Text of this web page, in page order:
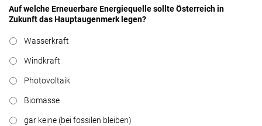
Auf welche Erneuerbare Energiequelle sollte Österreich in
Zukunft das Hauptaugenmerk legen?
Wasserkraft
Windkraft
Photovoltaik
Biomasse
gar keine (bei fossilen bleiben)